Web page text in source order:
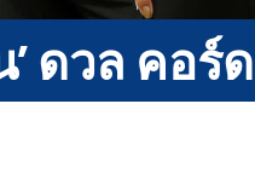
ดวล คอร์